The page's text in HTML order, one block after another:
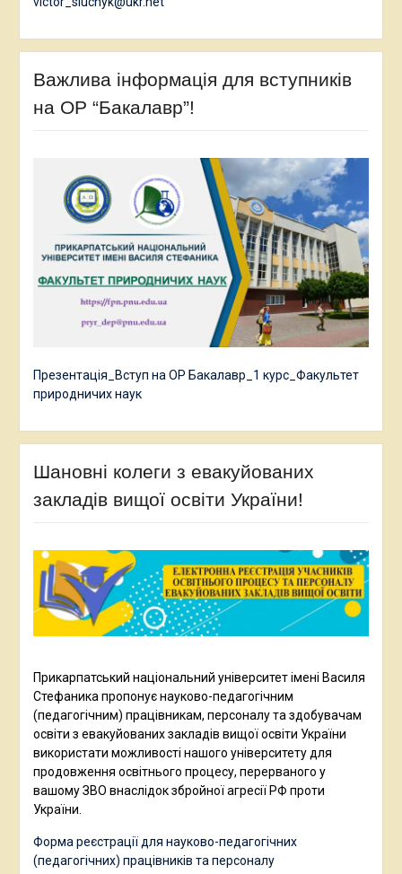
Важлива інформація для вступників
на ОР “Бакалавр”!
Презентація_Вступ на ОР Бакалавр_1 курс_Факультет
природничих наук
Шановні колеги з евакуйованих
закладів вищої освіти України!
Прикарпатський національний університет імені Василя
Стефаника пропонує науково-педагогічним
(педагогічним) працівникам, персоналу та здобувачам
освіти з евакуйованих закладів вищої освіти України
використати можливості нашого університету для
продовження освітнього процесу, перерваного у
вашому ЗВО внаслідок збройної агресії РФ проти
України.
Форма реєстрації для науково-педагогічних
(педагогічних) працівників та персоналу